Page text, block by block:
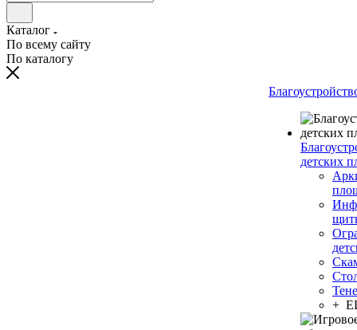
Каталог
По всему сайту
По каталогу
детских
+